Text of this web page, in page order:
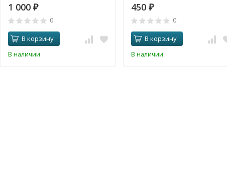
1 000 ₽
0
В корзину
В наличии
450 ₽
0
В корзину
В наличии